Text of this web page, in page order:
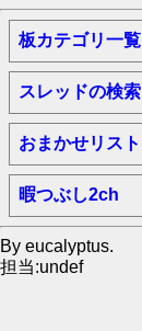
板カテゴリ一覧
スレッドの検索
おまかせリスト
暇つぶし2ch
By eucalyptus.
担当:undef